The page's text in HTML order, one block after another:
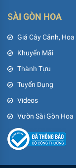
SÀI GÒN HOA
Giá Cây Cảnh,
Khuyến Mãi
Thành Tựu
Tuyển Dụng
Videos
Vườn Sài Gòn Hoa